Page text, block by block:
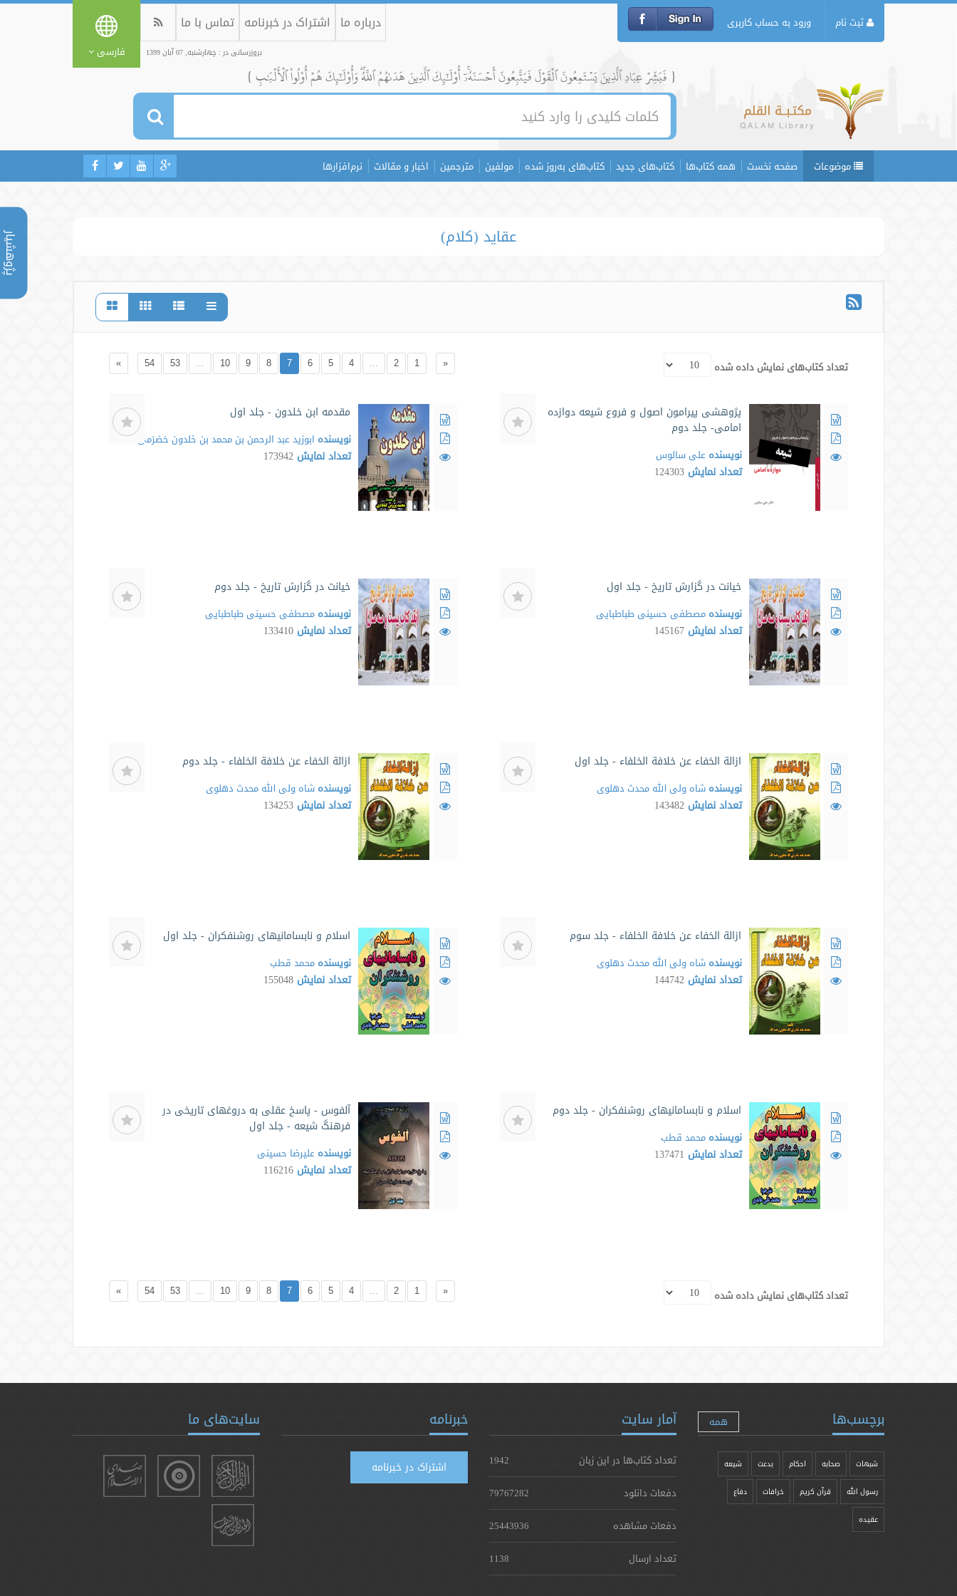
پژوهشیار
ثبت نام ورود به حساب کاربری درباره ما اشتراک در خبرنامه تماس با ما
بروزرسانی در : چهارشنبه, 07 آبان 1399 فارسی
{ فَبَشِّرۡ عِبَادِ ٱلَّذِينَ يَسۡتَمِعُونَ ٱلۡقَوۡلَ فَيَتَّبِعُونَ أَحۡسَنَهُۥٓۚ أُوْلَٰٓئِكَ ٱلَّذِينَ هَدَىٰهُمُ ٱللَّهُۖ وَأُوْلَٰٓئِكَ هُمۡ أُوْلُواْ ٱلۡأَلۡبَٰبِ }
موضوعات صفحه نخست همه کتاب‌ها کتاب‌های جدید کتاب‌های به‌روز شده مولفین مترجمین اخبار و مقالات نرم‌افزارها
عقاید (کلام)
تعداد کتاب‌های نمایش داده شده «
1
2
...
4
5
6
7
8
9
10
...
53
54
»
پژوهشی پیرامون اصول و فروع شیعه دوازده
امامی- جلد دوم
نویسنده علی سالوس
تعداد نمایش 124303
مقدمه ابن خلدون - جلد اول
نویسنده ابوزید عبد الرحمن بن محمد بن خلدون حَضرَمی
تعداد نمایش 173942
خیانت در گزارش تاریخ - جلد اول
نویسنده مصطفی حسینی طباطبایی
تعداد نمایش 145167
خیانت در گزارش تاریخ - جلد دوم
نویسنده مصطفی حسینی طباطبایی
تعداد نمایش 133410
ازالة الخفاء عن خلافة الخلفاء - جلد اول
نویسنده شاه ولی الله محدث دهلوی
تعداد نمایش 143482
ازالة الخفاء عن خلافة الخلفاء - جلد دوم
نویسنده شاه ولی الله محدث دهلوی
تعداد نمایش 134253
ازالة الخفاء عن خلافة الخلفاء - جلد سوم
نویسنده شاه ولی الله محدث دهلوی
تعداد نمایش 144742
اسلام و نابسامانیهای روشنفکران - جلد اول
نویسنده محمد قطب
تعداد نمایش 155048
اسلام و نابسامانیهای روشنفکران - جلد دوم
نویسنده محمد قطب
تعداد نمایش 137471
آلفوس - پاسخ عقلی به دروغهای تاریخی در
فرهنگ شیعه - جلد اول
نویسنده علیرضا حسینی
تعداد نمایش 116216
تعداد کتاب‌های نمایش داده شده «
1
2
...
4
5
6
7
8
9
10
...
53
54
»
برچسب‌ها همه
شبهات صحابه احکام بدعت شیعه
رسول الله قرآن کریم خرافات دفاع
عقیده
آمار سایت
تعداد کتاب‌ها در این زبان
1942
دفعات دانلود
79767282
دفعات مشاهده
25443936
تعداد ارسال
1138
خبرنامه
اشتراک در خبرنامه
سایت‌های ما